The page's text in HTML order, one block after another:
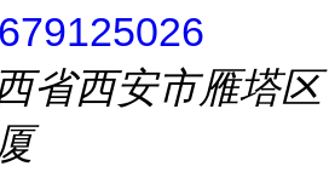
省西安市雁塔区